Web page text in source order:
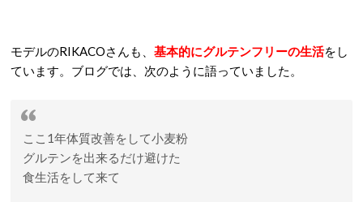
モデルのRIKACOさんも、 基本的にグルテンフリーの生活をし
ています。ブログでは、次のように語っていました。
ここ1年体質改善をして小麦粉
グルテンを出来るだけ避けた
食生活をして来て